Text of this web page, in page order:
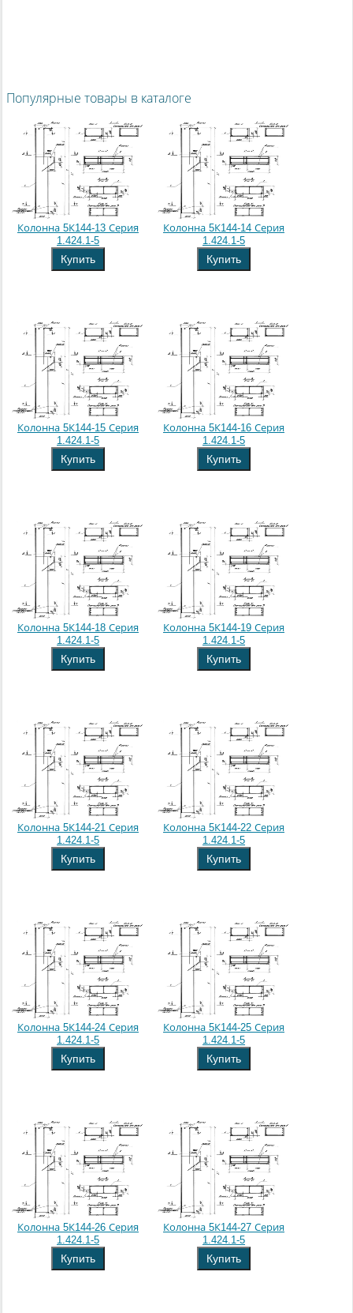
Популярные товары в каталоге
Колонна 5К144-13 Серия
1.424.1-5
Купить
Колонна 5К144-14 Серия
1.424.1-5
Купить
Колонна 5К144-15 Серия
1.424.1-5
Купить
Колонна 5К144-16 Серия
1.424.1-5
Купить
Колонна 5К144-18 Серия
1.424.1-5
Купить
Колонна 5К144-19 Серия
1.424.1-5
Купить
Колонна 5К144-21 Серия
1.424.1-5
Купить
Колонна 5К144-22 Серия
1.424.1-5
Купить
Колонна 5К144-24 Серия
1.424.1-5
Купить
Колонна 5К144-25 Серия
1.424.1-5
Купить
Колонна 5К144-26 Серия
1.424.1-5
Купить
Колонна 5К144-27 Серия
1.424.1-5
Купить